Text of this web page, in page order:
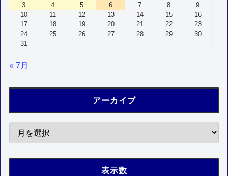
3
4 5 6 7 8
9
10
11 12 13 14 15
16
17
18 19 20 21 22
23
24
25 26 27 28 29
30
31
« 7月
アーカイブ
表示数